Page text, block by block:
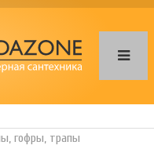
гофры, трапы